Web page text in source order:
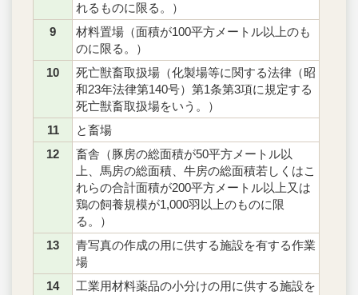
れるものに限る。）
9
材料置場（面積が100平方メートル以上のも
のに限る。）
10
死亡獣畜取扱場（化製場等に関する法律（昭
和23年法律第140号）第1条第3項に規定する
死亡獣畜取扱場をいう。）
11
と畜場
12
畜舎（豚房の総面積が50平方メートル以
上、馬房の総面積、牛房の総面積若しくはこ
れらの合計面積が200平方メートル以上又は
鶏の飼養規模が1,000羽以上のものに限
る。）
13
青写真の作成の用に供する施設を有する作業
場
14
工業用材料薬品の小分けの用に供する施設を